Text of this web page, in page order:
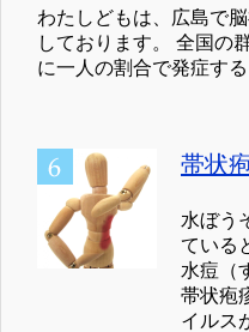
わたしどもは、広島で
しております。 全国の
に一人の割合で発症す
帯状
水ぼう
ている
水痘（
帯状疱
イルス